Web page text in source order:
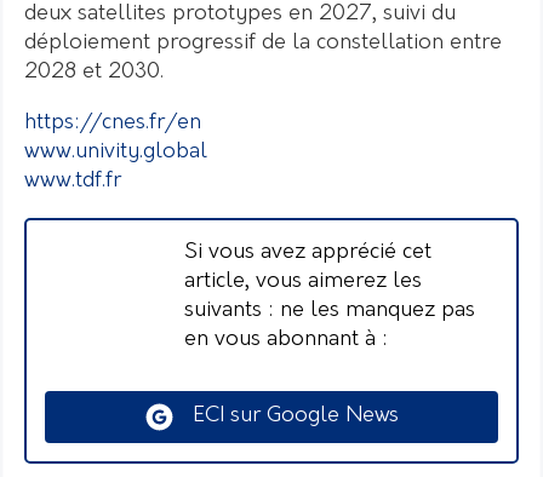
deux satellites prototypes en 2027, suivi du
déploiement progressif de la constellation entre
2028 et 2030.
https://cnes.fr/en
www.univity.global
www.tdf.fr
Si vous avez apprécié cet
article, vous aimerez les
suivants : ne les manquez pas
en vous abonnant à :
ECI sur Google News